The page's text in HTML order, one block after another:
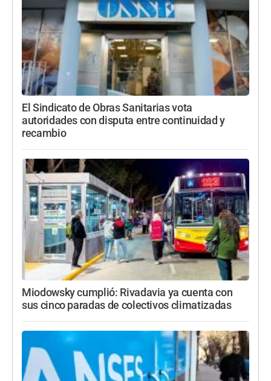
El Sindicato de Obras Sanitarias vota
autoridades con disputa entre continuidad y
recambio
Miodowsky cumplió: Rivadavia ya cuenta con
sus cinco paradas de colectivos climatizadas